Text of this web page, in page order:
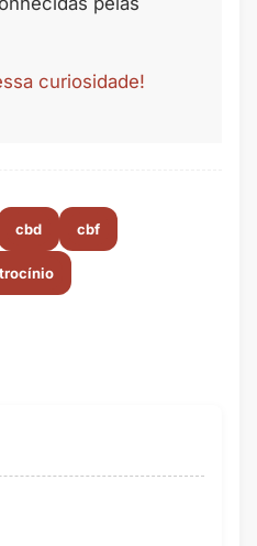
curiosidade!
cbd cbf